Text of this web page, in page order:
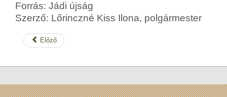
Forrás: Jádi újság
Szerző: Lőrinczné Kiss Ilona, polgármester
Előző